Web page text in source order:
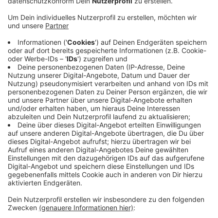
des Landes, die seit heute (16.12.20) gilt, nur eine
Vorschrift für Privatwohnungen enthält: "Partys
Ansonsten kommt vom Land nur der Appell, sich
auch zu Hause an die Kontaktbeschränkungen zu
halten. Das ist dem Krisenstab zu wenig. Er hatte
schon öfter Regeln für Privatwohnungen
aufgestellt. Die aktuellen laufen allerdings
Sonntag aus. Auf Anfrage von Radio Wuppertal
teilte der Krisenstab mit, dass die neuen
Wuppertaler Sonderregeln möglichst schnell
festgeschrieben werden sollen.
Veröffentlicht: Mittwoch, 16.12.2020 17:18
Anzeige